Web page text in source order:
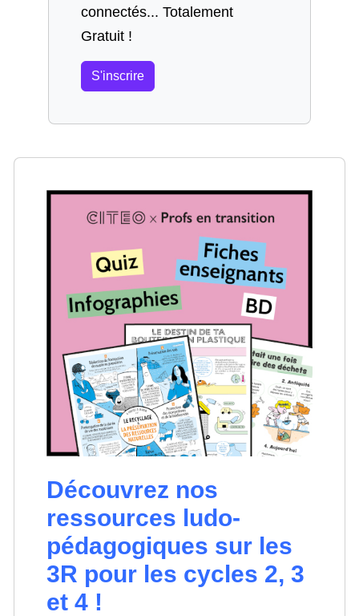
connectés... Totalement
Gratuit !
S'inscrire
Découvrez nos
ressources ludo-
pédagogiques sur les
3R pour les cycles 2, 3
et 4 !